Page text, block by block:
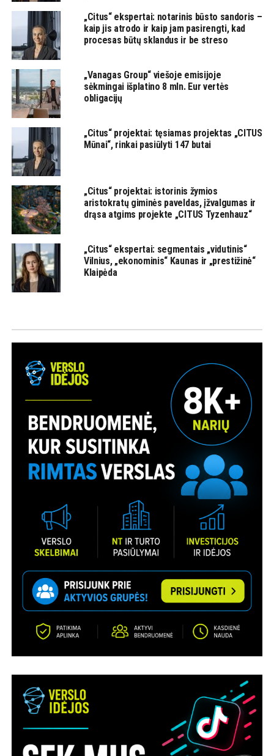
„Citus“ ekspertai: notarinis būsto sandoris –
kaip jis atrodo ir kaip jam pasirengti, kad
procesas būtų sklandus ir be streso
„Vanagas Group“ viešoje emisijoje
sėkmingai išplatino 8 mln. Eur vertės
obligacijų
„Citus“ projektai: tęsiamas projektas „CITUS
Mūnai“, rinkai pasiūlyti 147 butai
„Citus“ projektai: istorinis žymios
aristokratų giminės paveldas, įžvalgumas ir
drąsa atgims projekte „CITUS Tyzenhauz“
„Citus“ ekspertai: segmentais „vidutinis“
Vilnius, „ekonominis“ Kaunas ir „prestižinė“
Klaipėda